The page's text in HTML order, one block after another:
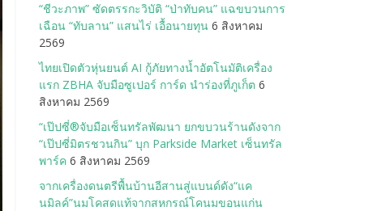
“ชีวะภาพ” ซัดตรรกะวิบัติ “ป่าทับคน” แฉขบวนการ
เฉือน “ทับลาน” แสนไร่ เอื้อนายทุน 6 สิงหาคม
2569
ไทยเปิดตัวหุ่นยนต์ AI กู้ภัยทางน้ำอัตโนมัติเครื่อง
แรก ZBHA จับมือซูเปอร์ การ์ด นำร่องที่ภูเก็ต 6
สิงหาคม 2569
“เป๊ปซี่®จับมือเซ็นทรัลพัฒนา ยกขบวนร้านดังจาก
“เป๊ปซี่มิตรชวนกิน” บุก Parkside Market เซ็นทรัล
พาร์ค 6 สิงหาคม 2569
จากเครื่องดนตรีพื้นบ้านอีสานสู่แบนด์ดัง“แค
นมิลค์”นมโคสดแท้จากสหกรณ์โคนมขอนแก่น